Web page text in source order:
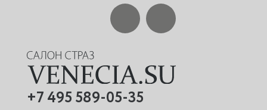
+7 495 589-05-35